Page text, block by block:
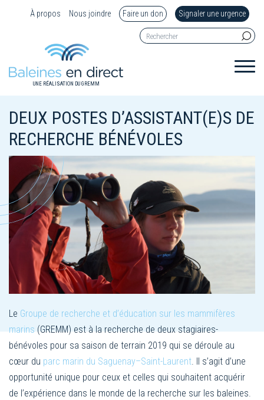
À propos Nous joindre Faire un don Signaler une urgence
UNE RÉALISATION DU GREMM
DEUX POSTES D’ASSISTANT(E)S DE
RECHERCHE BÉNÉVOLES
Le Groupe de recherche et d’éducation sur les mammifères
marins (GREMM) est à la recherche de deux stagiaires-
bénévoles pour sa saison de terrain 2019 qui se déroule au
cœur du parc marin du Saguenay–Saint-Laurent. Il s’agit d’une
opportunité unique pour ceux et celles qui souhaitent acquérir
de l’expérience dans le monde de la recherche sur les baleines.